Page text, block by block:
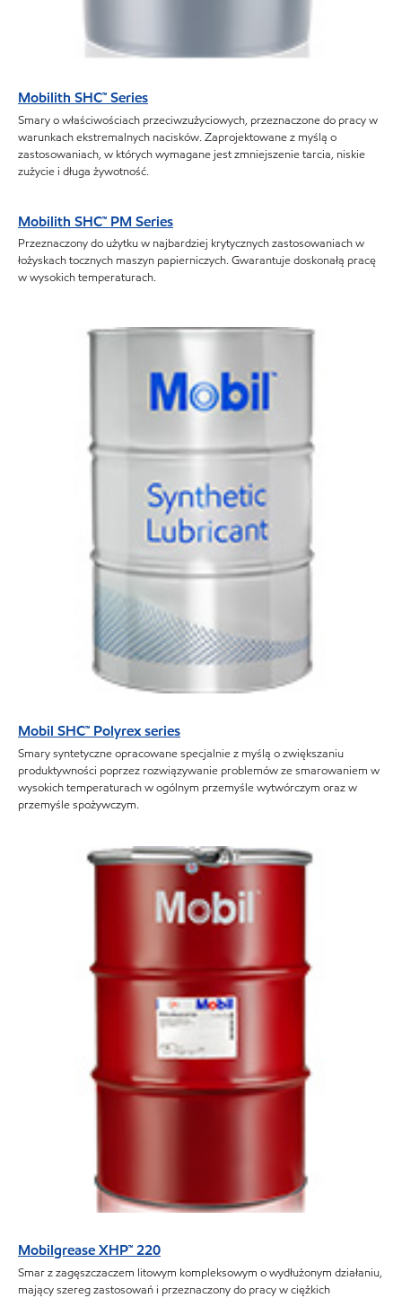
Mobilith SHC™ Series
Smary o właściwościach przeciwzużyciowych, przeznaczone do pracy w
warunkach ekstremalnych nacisków. Zaprojektowane z myślą o
zastosowaniach, w których wymagane jest zmniejszenie tarcia, niskie
zużycie i długa żywotność.
Mobilith SHC™ PM Series
Przeznaczony do użytku w najbardziej krytycznych zastosowaniach w
łożyskach tocznych maszyn papierniczych. Gwarantuje doskonałą pracę
w wysokich temperaturach.
Mobil SHC™ Polyrex series
Smary syntetyczne opracowane specjalnie z myślą o zwiększaniu
produktywności poprzez rozwiązywanie problemów ze smarowaniem w
wysokich temperaturach w ogólnym przemyśle wytwórczym oraz w
przemyśle spożywczym.
Mobilgrease XHP™ 220
Smar z zagęszczaczem litowym kompleksowym o wydłużonym działaniu,
mający szereg zastosowań i przeznaczony do pracy w ciężkich